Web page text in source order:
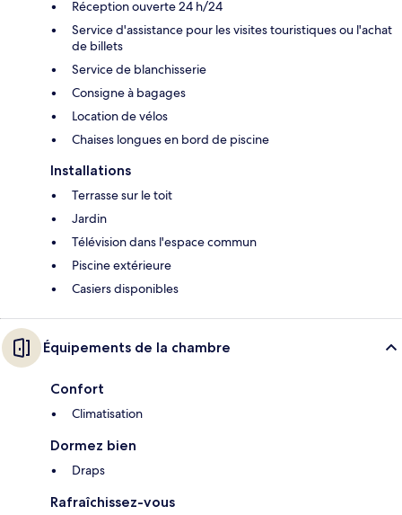
Réception ouverte 24 h/24
Service d'assistance pour les visites touristiques ou l'achat
de billets
Service de blanchisserie
Consigne à bagages
Location de vélos
Chaises longues en bord de piscine
Installations
Terrasse sur le toit
Jardin
Télévision dans l'espace commun
Piscine extérieure
Casiers disponibles
Équipements de la chambre
Confort
Climatisation
Dormez bien
Draps
Rafraîchissez-vous